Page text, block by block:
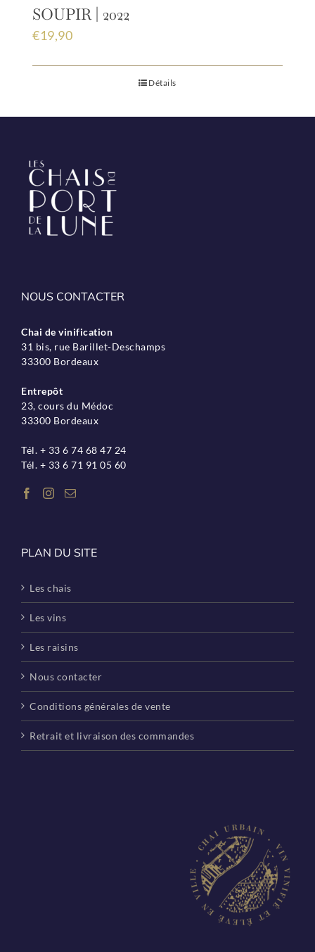
SOUPIR | 2022
€19,90
Détails
NOUS CONTACTER
Chai de vinification
31 bis, rue Barillet-Deschamps
33300 Bordeaux
Entrepôt
23, cours du Médoc
33300 Bordeaux
Tél. + 33 6 74 68 47 24
Tél. + 33 6 71 91 05 60
PLAN DU SITE
Les chais
Les vins
Les raisins
Nous contacter
Conditions générales de vente
Retrait et livraison des commandes